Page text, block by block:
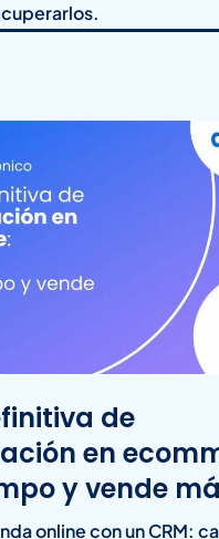
de
en
y vende
online con un CRM: